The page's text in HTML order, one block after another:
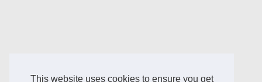
This website uses cookies to ensure you get